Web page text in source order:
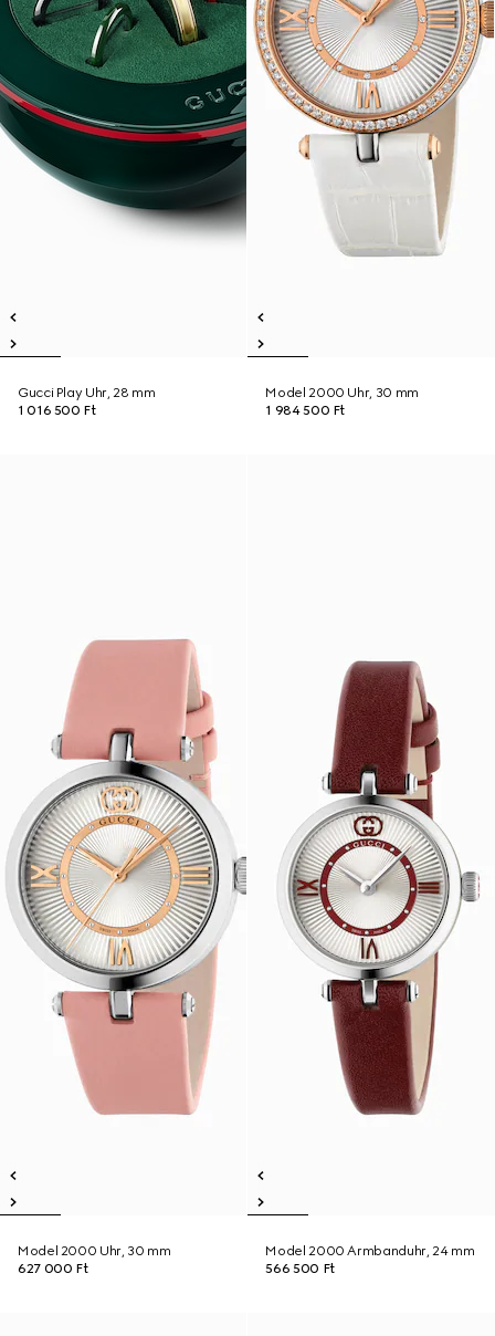
Gucci Play Uhr, 28 mm
1 016 500 Ft
Model 2000 Uhr, 30 mm
1 984 500 Ft
Model 2000 Uhr, 30 mm
627 000 Ft
Model 2000 Armbanduhr, 24 mm
566 500 Ft